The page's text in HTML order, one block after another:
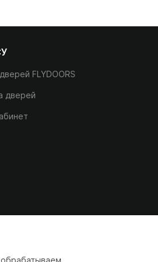
FLYDOORS
дверей